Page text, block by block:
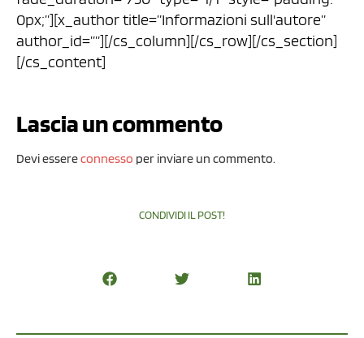
0px;”][x_author title=”Informazioni sull'autore”
author_id=””][/cs_column][/cs_row][/cs_section]
[/cs_content]
Lascia un commento
Devi essereconnesso per inviare un commento.
CONDIVIDI IL POST!